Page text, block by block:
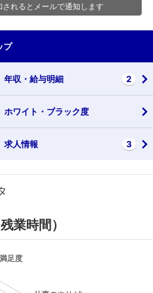
れるとメールで通知します
プ
年収・ 給与明細 2
ホワイト・ ブラック度
求人情報 3
業時間）